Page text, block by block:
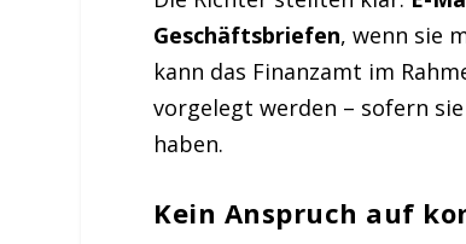
Geschäftsbriefen, wenn sie
kann das Finanzamt im
vorgelegt werden – sofern
haben.
Kein Anspruch auf